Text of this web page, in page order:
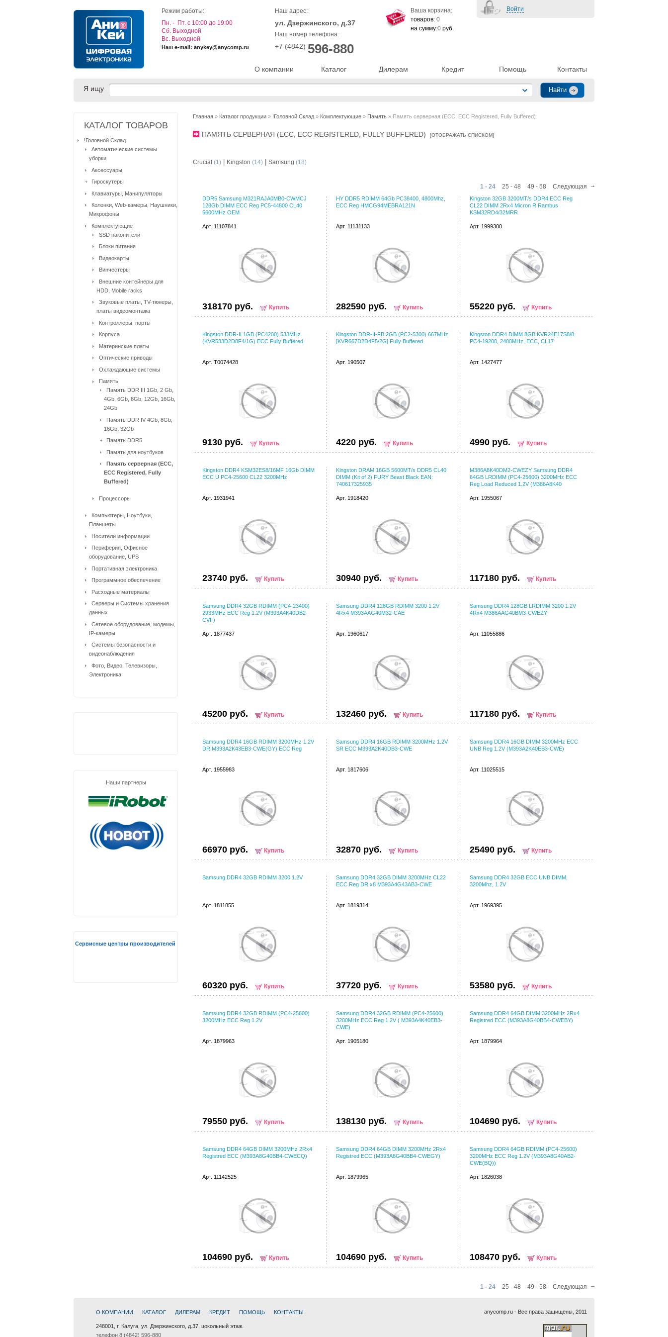
О компании Каталог Дилерам Кредит Помощь Контакты
Режим работы:
Пн. - Пт. с 10:00 до 19:00
Cб. Выходной
Вс. Выходной
Наш e-mail: anykey@anycomp.ru
Наш адрес:
ул. Дзержинского, д.37
Наш номер телефона:
+7 (4842) 596-880
Войти
Ваша корзина:
товаров: 0
на сумму:0 руб.
Я ищу
Главная » Каталог продукции » !Головной Склад » Комплектующие » Память » Память серверная (ECC, ECC Registered, Fully Buffered)
ПАМЯТЬ СЕРВЕРНАЯ (ECC, ECC REGISTERED, FULLY BUFFERED) [ОТОБРАЖАТЬ СПИСКОМ]
Crucial (1) Kingston (14) Samsung (18)
1 - 24 25 - 48 49 - 58 Следующая
DDR5 Samsung M321RAJA0MB0-CWMCJ
128Gb DIMM ECC Reg PC5-44800 CL40
5600MHz OEM
Арт. 11107841
318170 руб. Купить
HY DDR5 RDIMM 64Gb PC38400, 4800Mhz,
ECC Reg HMCG94MEBRA121N
Арт. 11131133
282590 руб. Купить
Kingston 32GB 3200MT/s DDR4 ECC Reg
CL22 DIMM 2Rx4 Micron R Rambus
KSM32RD4/32MRR
Арт. 1999300
55220 руб. Купить
Kingston DDR-II 1GB (PC4200) 533MHz
(KVR533D2D8F4/1G) ECC Fully Buffered
Арт. T0074428
9130 руб. Купить
Kingston DDR-II-FB 2GB (PC2-5300) 667MHz
[KVR667D2D4F5/2G] Fully Buffered
Арт. 190507
4220 руб. Купить
Kingston DDR4 DIMM 8GB KVR24E17S8/8
PC4-19200, 2400MHz, ECC, CL17
Арт. 1427477
4990 руб. Купить
Kingston DDR4 KSM32ES8/16MF 16Gb DIMM
ECC U PC4-25600 CL22 3200MHz
Арт. 1931941
23740 руб. Купить
Kingston DRAM 16GB 5600MT/s DDR5 CL40
DIMM (Kit of 2) FURY Beast Black EAN:
740617325935
Арт. 1918420
30940 руб. Купить
M386A8K40DM2-CWEZY Samsung DDR4
64GB LRDIMM (PC4-25600) 3200MHz ECC
Reg Load Reduced 1.2V (M386A8K40
Арт. 1955067
117180 руб. Купить
Samsung DDR4 32GB RDIMM (PC4-23400)
2933MHz ECC Reg 1.2V (M393A4K40DB2-
CVF)
Арт. 1877437
45200 руб. Купить
Samsung DDR4 128GB RDIMM 3200 1.2V
4Rx4 M393AAG40M32-CAE
Арт. 1960617
132460 руб. Купить
Samsung DDR4 128GB LRDIMM 3200 1.2V
4Rx4 M386AAG40BM3-CWEZY
Арт. 11055886
117180 руб. Купить
Samsung DDR4 16GB RDIMM 3200MHz 1.2V
DR M393A2K43EB3-CWE(GY) ECC Reg
Арт. 1955983
66970 руб. Купить
Samsung DDR4 16GB RDIMM 3200MHz 1.2V
SR ECC M393A2K40DB3-CWE
Арт. 1817606
32870 руб. Купить
Samsung DDR4 16GB DIMM 3200MHz ECC
UNB Reg 1.2V (M393A2K40EB3-CWE)
Арт. 11025515
25490 руб. Купить
Samsung DDR4 32GB RDIMM 3200 1.2V
Арт. 1811855
60320 руб. Купить
Samsung DDR4 32GB DIMM 3200MHz CL22
ECC Reg DR x8 M393A4G43AB3-CWE
Арт. 1819314
37720 руб. Купить
Samsung DDR4 32GB ECC UNB DIMM,
3200Mhz, 1.2V
Арт. 1969395
53580 руб. Купить
Samsung DDR4 32GB RDIMM (PC4-25600)
3200MHz ECC Reg 1.2V
Арт. 1879963
79550 руб. Купить
Samsung DDR4 32GB RDIMM (PC4-25600)
3200MHz ECC Reg 1.2V ( M393A4K40EB3-
CWE)
Арт. 1905180
138130 руб. Купить
Samsung DDR4 64GB DIMM 3200MHz 2Rx4
Registred ECC (M393A8G40BB4-CWEBY)
Арт. 1879964
104690 руб. Купить
Samsung DDR4 64GB DIMM 3200MHz 2Rx4
Registred ECC (M393A8G40BB4-CWECQ)
Арт. 11142525
104690 руб. Купить
Samsung DDR4 64GB DIMM 3200MHz 2Rx4
Registred ECC (M393A8G40BB4-CWEGY)
Арт. 1879965
104690 руб. Купить
Samsung DDR4 64GB RDIMM (PC4-25600)
3200MHz ECC Reg 1.2V (M393A8G40AB2-
CWE(BQ))
Арт. 1826038
108470 руб. Купить
1 - 24 25 - 48 49 - 58 Следующая
КАТАЛОГ ТОВАРОВ
!Головной Склад
Автоматические системы
уборки
Аксессуары
Гироскутеры
Клавиатуры, Манипуляторы
Колонки, Web-камеры, Наушники,
Микрофоны
Комплектующие
SSD накопители
Блоки питания
Видеокарты
Винчестеры
Внешние контейнеры для
HDD, Mobile racks
Звуковые платы, TV-тюнеры,
платы видеомонтажа
Контроллеры, порты
Корпуса
Материнские платы
Оптические приводы
Охлаждающие системы
Память
Память DDR III 1Gb, 2 Gb,
4Gb, 6Gb, 8Gb, 12Gb, 16Gb,
24Gb
Память DDR IV 4Gb, 8Gb,
16Gb, 32Gb
Память DDR5
Память для ноутбуков
Память серверная (ECC,
ECC Registered, Fully
Buffered)
Процессоры
Компьютеры, Ноутбуки,
Планшеты
Носители информации
Периферия, Офисное
оборудование, UPS
Портативная электроника
Программное обеспечение
Расходные материалы
Серверы и Системы хранения
данных
Сетевое оборудование, модемы,
IP-камеры
Системы безопасности и
видеонаблюдения
Фото, Видео, Телевизоры,
Электроника
Наши партнеры
Сервисные центры производителей
О КОМПАНИИ КАТАЛОГ ДИЛЕРАМ КРЕДИТ ПОМОЩЬ КОНТАКТЫ
248001, г. Калуга, ул. Дзержинского, д.37, цокольный этаж.
телефон 8 (4842) 596-880
anycomp.ru - Все права защищены, 2011